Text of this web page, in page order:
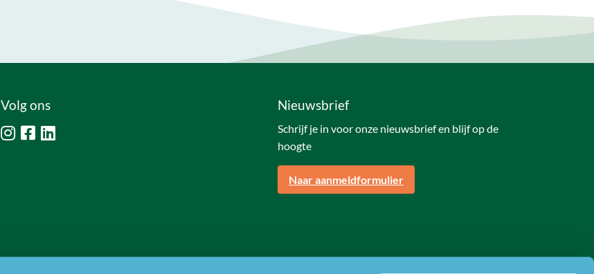
Volg ons Nieuwsbrief
Schrijf je in voor onze nieuwsbrief en blijf op de
hoogte
Naar aanmeldformulier